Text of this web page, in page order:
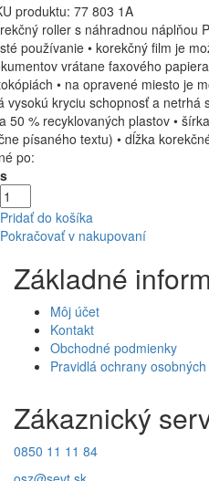
produktu: 77 803 1A
roller s náhradnou náplňou
používanie • korekčný film je
vrátane faxového
• na opravené miesto je
vysokú kryciu schopnosť a netrhá
50 % recyklovaných plastov •
písaného textu) • dĺžka
po:
Pridať do košíka
Pokračovať v nakupovaní
Základné
Môj účet
Kontakt
Obchodné podmienky
Pravidlá ochrany
Zákaznický
0850 11 11 84